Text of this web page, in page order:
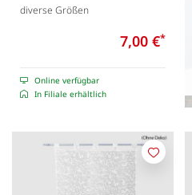
diverse Größen
7,00 €*
Online verfügbar
In Filiale erhältlich
Merken